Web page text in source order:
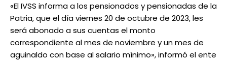
«El IVSS informa a los pensionados y pensionadas de la
Patria, que el día viernes 20 de octubre de 2023, les
será abonado a sus cuentas el monto
correspondiente al mes de noviembre y un mes de
aguinaldo con base al salario mínimo», informó el ente